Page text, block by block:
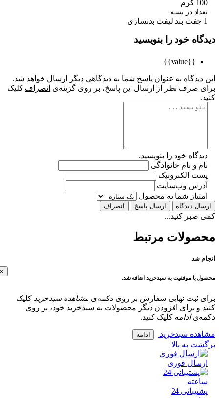
در بسته
خود را بنویسید
به عنوان پاسخ شما به دیدگاهی دیگر ارسال خواهد شد.
صرف نظر از ارسال این پاسخ، بر روی گزینه‌ی انصرافکلیک
خود را بنویسید.
و نام خانوادگی
الکترونیک
وب‌سایت
شما به محصول
دیدگاه ارسال پاسخ انصراف
کنید...
مرتبط
شد
با موفقیت به سبدخرید اضافه شد.
ثبت نهایی سفارش بر روی دکمه‌یمشاهده سبدخریدکلیک
و برای افزودن دیگر محصولات به سبدخرید خود، بر روی
ادامهکلیک کنید.
سبدخرید ادامه
به بالا
فوری
پشتیبانی 24